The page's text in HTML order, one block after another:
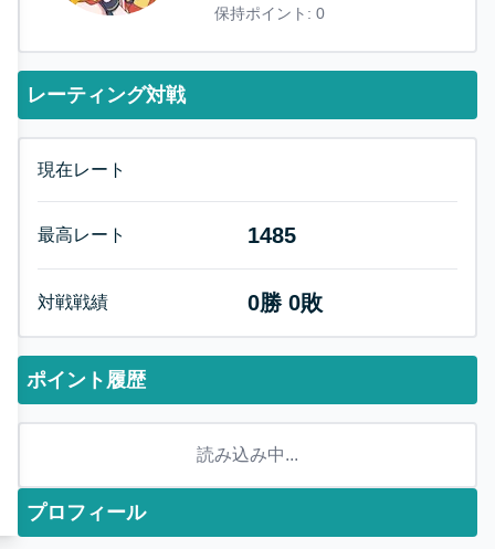
保持ポイント: 0
レーティング対戦
現在レート
最高レート 1485
対戦戦績 0勝 0敗
ポイント履歴
読み込み中...
プロフィール